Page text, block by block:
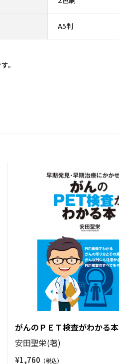
A5判
。
がんのＰＥＴ検査がわかる本
安田聖栄(著)
¥1,760